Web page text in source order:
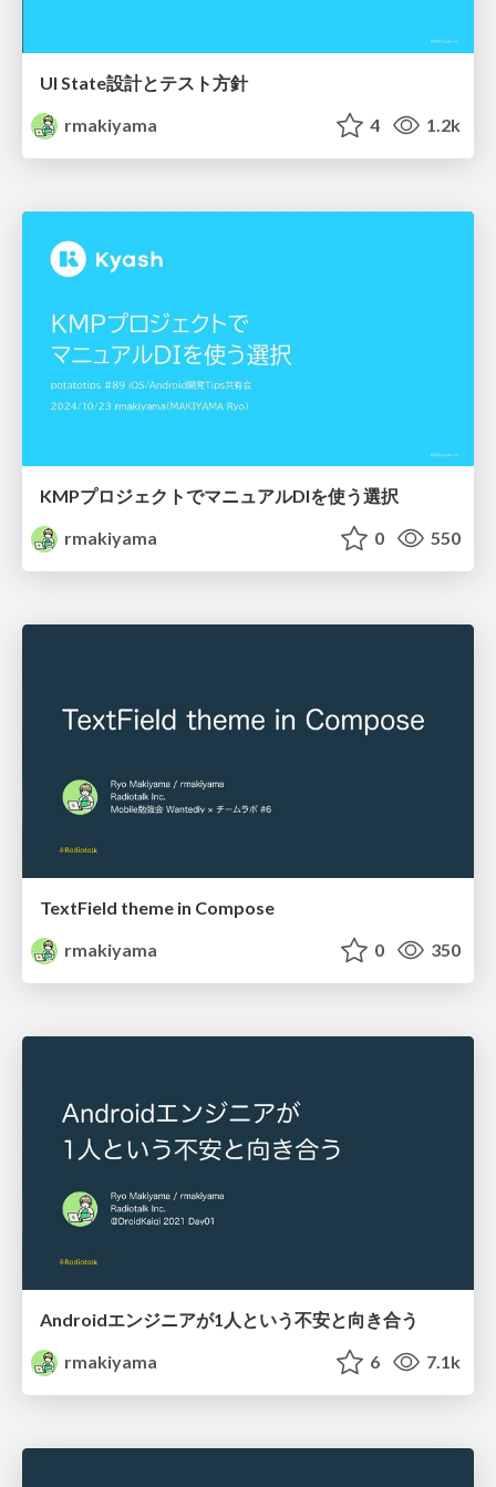
UI State設計とテスト方針
rmakiyama
4 1.2k
KMPプロジェクトでマニュアルDIを使う選択
rmakiyama
0 550
TextField theme in Compose
rmakiyama
0 350
Androidエンジニアが1人という不安と向き合う
rmakiyama
6 7.1k